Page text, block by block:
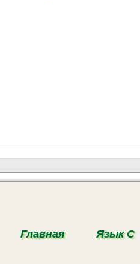
Главная Язык С